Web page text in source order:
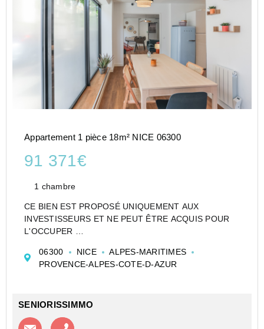
Appartement 1 pièce 18m² NICE 06300
91 371€
1 chambre
CE BIEN EST PROPOSÉ UNIQUEMENT AUX
INVESTISSEURS ET NE PEUT ÊTRE ACQUIS POUR
L'OCCUPER
ETUDIANTE DE TYPE STUDIO DE 18 M² À NICE -
STUDÉA RIQUIER - NEXITY STUDEA
06300 NICE
ALPES-MARITIMES
PROVENCE-ALPES-COTE-D-AZUR
SENIORISSIMMO
Contacter l'agence